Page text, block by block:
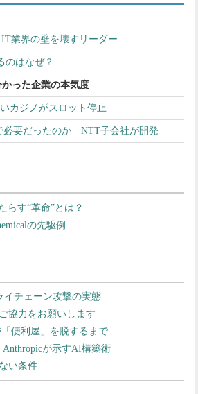
業界の壁を壊すリーダー
のはなぜ？
った企業の本気度
カジノがスロット停止
必要だったのか NTT子会社が開発
す“革命”とは？
の先駆例